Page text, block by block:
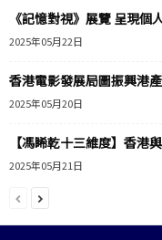
《記憶對視》展覽 呈現
2025年05月22日
香港電影發展局圖振興港
2025年05月20日
【馮睎乾十三維度】香港
2025年05月21日